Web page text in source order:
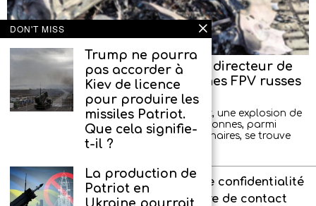
Tentative d’assassinat contre le directeur de
l’entreprise produisant les drones FPV russes
« Upyr »
Aujourd’hui, dans la région de Sverdlovsk, une explosion de
voiture s’est produite, blessant deux personnes, parmi
lesquelles, selon des informations préliminaires, se trouve
À propos de l’agence
Politique de confidentialité
Interdit aux enfants
Formulaire de contact
DON'T MISS
Trump ne pourra
pas accorder à
Kiev de licence
pour produire les
missiles Patriot.
Que cela signifie-
t-il ?
La production de
Patriot en
Ukraine pourrait